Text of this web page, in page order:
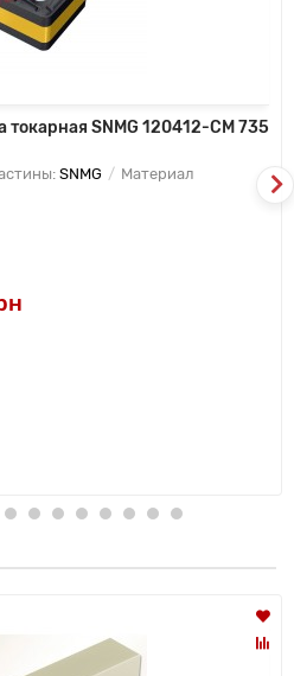
SNMG 120412-CM 735
SNMG
Материал